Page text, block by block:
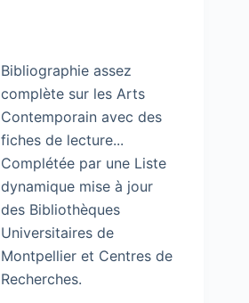
Bibliographie assez
complète sur les Arts
Contemporain avec des
fiches de lecture...
Complétée par une Liste
dynamique mise à jour
des Bibliothèques
Universitaires de
Montpellier et Centres de
Recherches.